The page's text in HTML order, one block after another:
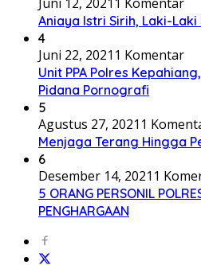
Aniaya Istri Sirih, Laki-
4
Juni 22, 2021 1 Komentar
Unit PPA Polres
Pidana Pornografi
5
Agustus 27, 2021 1
Menjaga Terang Hingga
6
Desember 14, 2021 1
5 ORANG PERSONIL
PENGHARGAAN